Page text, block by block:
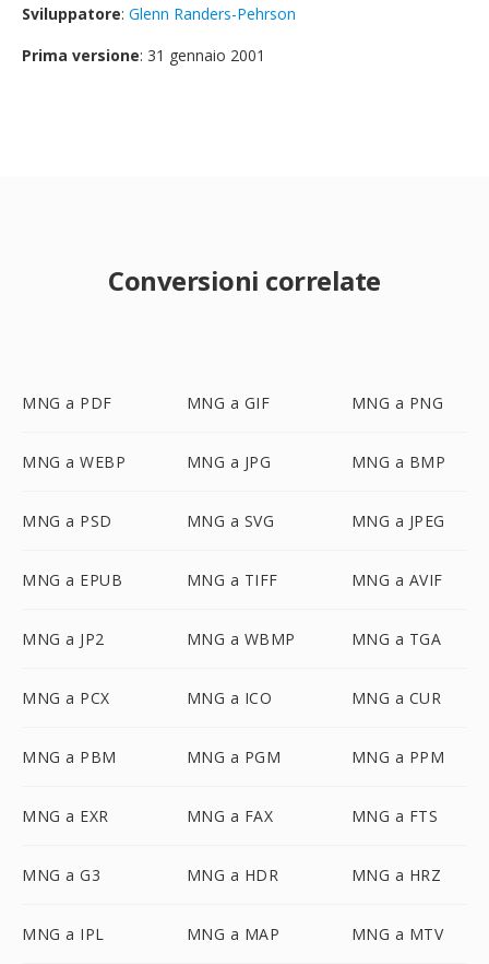
Sviluppatore: Glenn Randers-Pehrson
Prima versione: 31 gennaio 2001
Conversioni correlate
MNG a PDF MNG a GIF MNG a PNG
MNG a WEBP MNG a JPG MNG a BMP
MNG a PSD MNG a SVG MNG a JPEG
MNG a EPUB MNG a TIFF MNG a AVIF
MNG a JP2 MNG a WBMP MNG a TGA
MNG a PCX MNG a ICO MNG a CUR
MNG a PBM MNG a PGM MNG a PPM
MNG a EXR MNG a FAX MNG a FTS
MNG a G3 MNG a HDR MNG a HRZ
MNG a IPL MNG a MAP MNG a MTV